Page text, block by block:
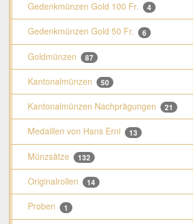
Gedenkmünzen Gold 100 Fr. 4
Gedenkmünzen Gold 50 Fr. 6
Goldmünzen 87
Kantonalmünzen 50
Kantonalmünzen Nachprägungen 21
Medaillen von Hans Erni 13
Münzsätze 132
Originalrollen 14
Proben 1